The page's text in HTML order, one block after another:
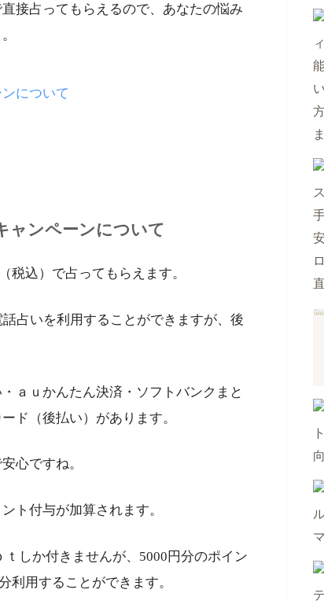
接占ってもらえるので、あなたの悩み
について
ャンペーンについて
税込）で占ってもらえます。
占いを利用することができますが、後
ａｕかんたん決済・ソフトバンクまと
ド（後払い）があります。
心ですね。
ト付与が加算されます。
しか付きませんが、5000円分のポイン
利用することができます。